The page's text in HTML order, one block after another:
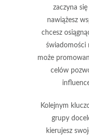
zaczyna się
nawiążesz
chcesz
świadomości
może
celów
Kolejnym
grupy
kierujesz